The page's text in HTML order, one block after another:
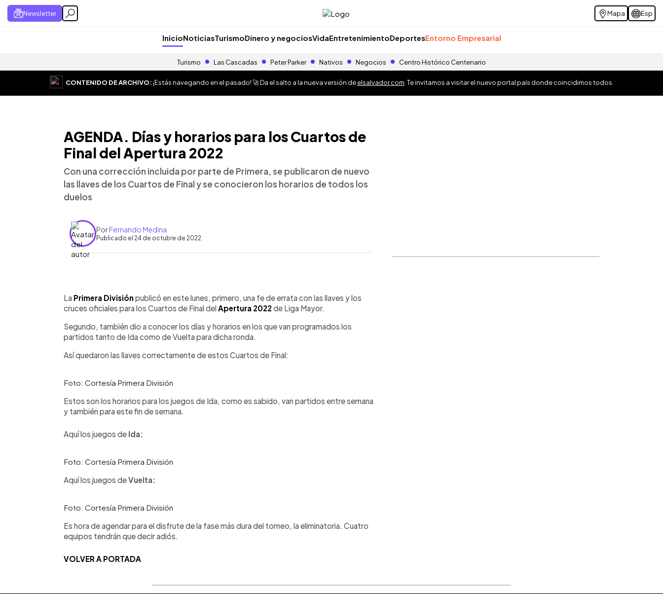
Newsletter Mapa Esp
InicioNoticiasTurismoDinero y negociosVidaEntretenimientoDeportesEntorno Empresarial
Turismo Las Cascadas Peter Parker Nativos Negocios Centro Histórico Centenario
CONTENIDO DE ARCHIVO:¡Estás navegando en el pasado! 🚀 Da el salto a la nueva versión deelsalvador.com . Te invitamos a visitar el nuevo portal país donde coincidimos todos.
AGENDA. Días y horarios para los Cuartos de
Final del Apertura 2022
Con una corrección incluida por parte de Primera, se publicaron de nuevo
las llaves de los Cuartos de Final y se conocieron los horarios de todos los
duelos
PorFernando Medina
Publicado el 24 de octubre de 2022
Escuchar artículo
La Primera División publicó en este lunes, primero, una fe de errata con las llaves y los
cruces oficiales para los Cuartos de Final delApertura 2022 de Liga Mayor.
Segundo, también dio a conocer los días y horarios en los que van programados los
partidos tanto de Ida como de Vuelta para dicha ronda.
Así quedaron las llaves correctamente de estos Cuartos de Final:
Foto: Cortesía Primera División
Estos son los horarios para los juegos de Ida, como es sabido, van partidos entre semana
y también para este fin de semana.
Aquí los juegos de Ida:
Foto: Cortesía Primera División
Aquí los juegos deVuelta:
Foto: Cortesía Primera División
Es hora de agendar para el disfrute de la fase más dura del torneo, la eliminatoria. Cuatro
equipos tendrán que decir adiós.
VOLVER A PORTADA